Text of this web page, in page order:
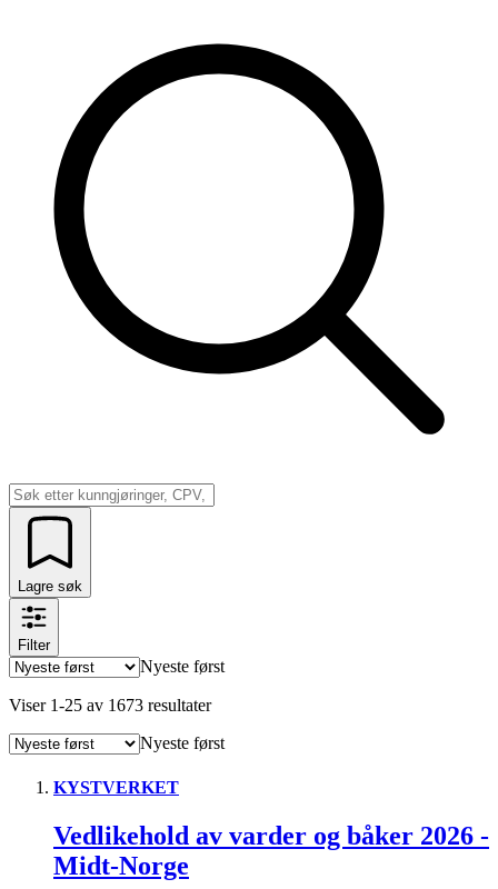
Lagre søk
Filter
Nyeste først
Viser 1-25 av 1673 resultater
Nyeste først
KYSTVERKET
Vedlikehold av varder og båker 2026 -
Midt-Norge